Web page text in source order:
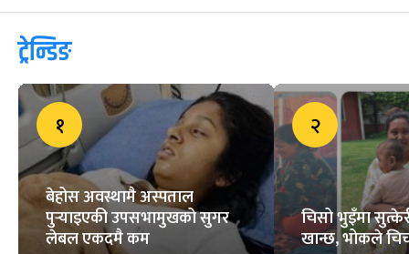
ट्रेन्डिङ
१
बेहोस अवस्थामै अस्पताल
पुर्‍याइएकी उपसभामुखको सुगर
लेबल एकदमै कम
२
चिसो भुइँमा
खान्छ, भोकले